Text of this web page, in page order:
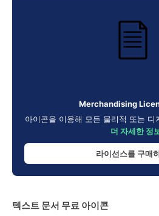
Merchandising
아이콘을 이용해 모든 물리적 또는 디
더 자세한 정
라이선스를 구매
텍스트 문서 무료 아이콘